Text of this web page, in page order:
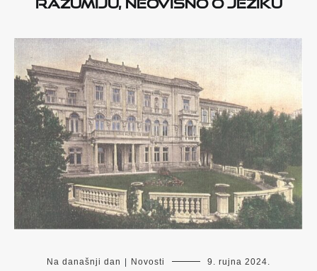
Na današnji dan Novosti 9. rujna 2024.